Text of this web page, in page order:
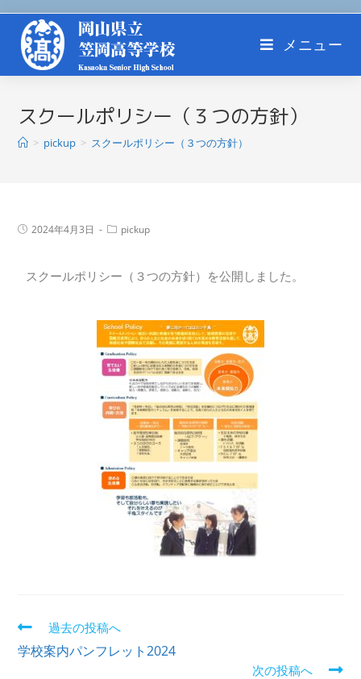
メニュー
スクールポリシー（３つの方針）
> pickup > スクールポリシー（３つの方針）
2024年4月3日 pickup
スクールポリシー（３つの方針）を公開しました。
過去の投稿へ
学校案内パンフレット2024
次の投稿へ